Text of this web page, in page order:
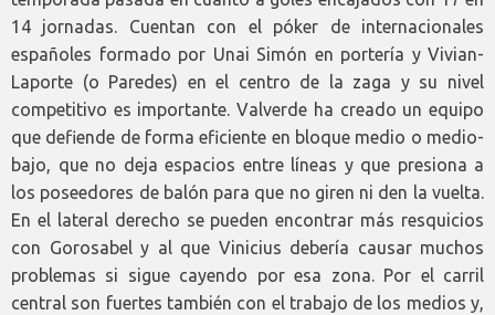
14 jornadas. Cuentan con el póker de internacionales
españoles formado por Unai Simón en portería y Vivian-
Laporte (o Paredes) en el centro de la zaga y su nivel
competitivo es importante. Valverde ha creado un equipo
que defiende de forma eficiente en bloque medio o medio-
bajo, que no deja espacios entre líneas y que presiona a
los poseedores de balón para que no giren ni den la vuelta.
En el lateral derecho se pueden encontrar más resquicios
con Gorosabel y al que Vinicius debería causar muchos
problemas si sigue cayendo por esa zona. Por el carril
central son fuertes también con el trabajo de los medios y,